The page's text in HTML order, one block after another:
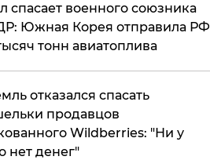
спасает военного союзника
Южная Корея отправила РФ
тонн авиатоплива
отказался спасать
продавцов
Wildberries: "Ни у
нет денег"